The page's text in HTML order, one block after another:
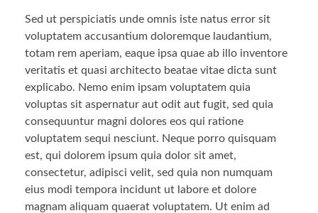
Sed ut perspiciatis unde omnis iste natus error sit
voluptatem accusantium doloremque laudantium,
totam rem aperiam, eaque ipsa quae ab illo inventore
veritatis et quasi architecto beatae vitae dicta sunt
explicabo. Nemo enim ipsam voluptatem quia
voluptas sit aspernatur aut odit aut fugit, sed quia
consequuntur magni dolores eos qui ratione
voluptatem sequi nesciunt. Neque porro quisquam
est, qui dolorem ipsum quia dolor sit amet,
consectetur, adipisci velit, sed quia non numquam
eius modi tempora incidunt ut labore et dolore
magnam aliquam quaerat voluptatem. Ut enim ad